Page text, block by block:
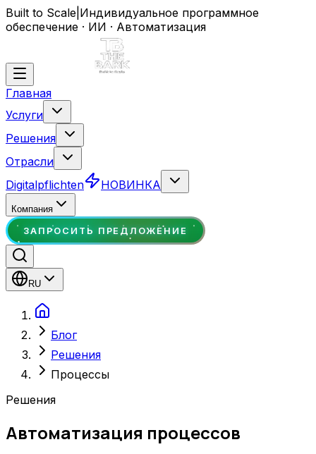
Built to Scale Индивидуальное программное
обеспечение · ИИ · Автоматизация
Главная
Услуги
Решения
Отрасли
Digitalpflichten
НОВИНКА
Компания
ЗАПРОСИТЬ ПРЕДЛОЖЕНИЕ
RU
Блог
Решения
Процессы
Решения
Автоматизация процессов